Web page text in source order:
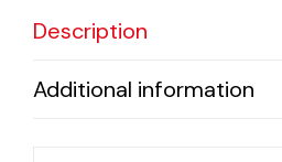
Description
Additional information